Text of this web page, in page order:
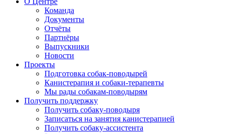
Команда
Документы
Отчёты
Партнёры
Выпускники
Новости
Проекты
Подготовка собак-поводырей
Канистерапия и собаки-терапевты
Мы рады собакам-поводырям
Получить поддержку
Получить собаку-поводыря
Записаться на занятия канистерапией
Получить собаку-ассистента